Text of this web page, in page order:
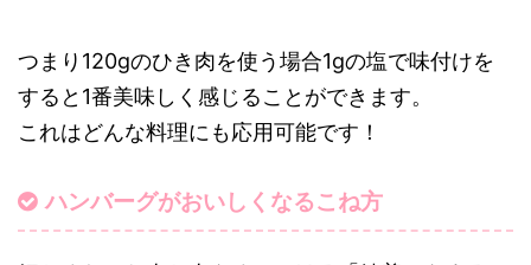
つまり120gのひき肉を使う場合1gの塩で味付けを
すると1番美味しく感じることができます。
これはどんな料理にも応用可能です！
ハンバーグがおいしくなるこね方